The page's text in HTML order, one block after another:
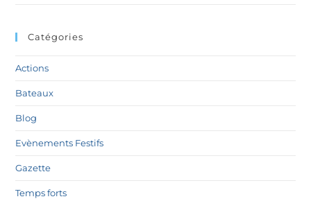
Catégories
Actions
Bateaux
Blog
Evènements Festifs
Gazette
Temps forts